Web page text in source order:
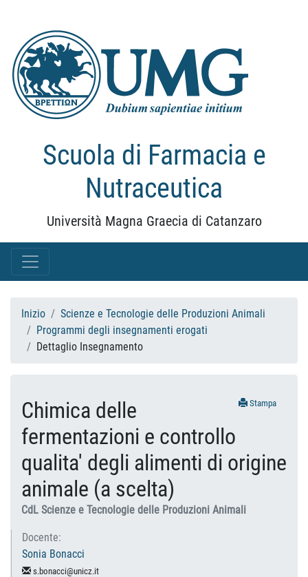
Scuola di Farmacia e
Nutraceutica
Università Magna Graecia di Catanzaro
Inizio
Scienze e Tecnologie delle Produzioni Animali
Programmi degli insegnamenti erogati
Dettaglio Insegnamento
Stampa
Chimica delle
fermentazioni e controllo
qualita' degli alimenti di origine
animale (a scelta)
CdL Scienze e Tecnologie delle Produzioni Animali
Docente:
Sonia Bonacci
s.bonacci@unicz.it